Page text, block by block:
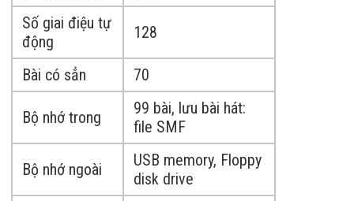
Số giai điệu tự
động
128
Bài có sẳn 70
Bộ nhớ trong
99 bài, lưu bài hát:
file SMF
Bộ nhớ ngoài
USB memory, Floppy
disk drive